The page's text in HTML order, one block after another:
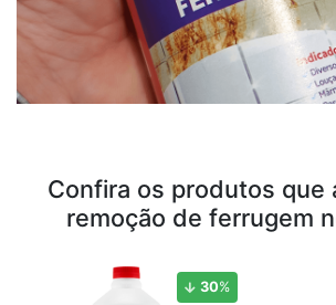
Confira os produtos que
remoção de ferrugem
30%